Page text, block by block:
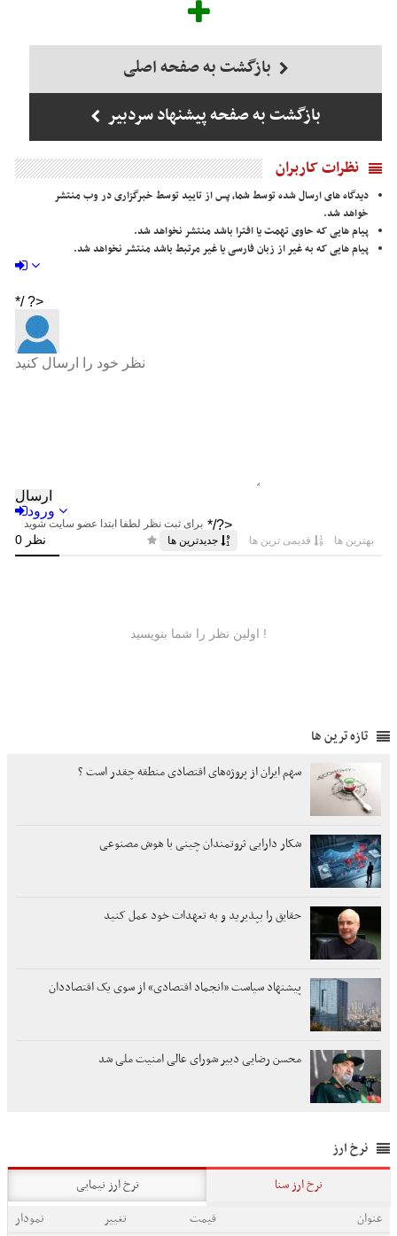
بازگشت به صفحه اصلی
بازگشت به صفحه پیشنهاد سردبیر
نظرات کاربران
دیدگاه های ارسال شده توسط شما، پس از تایید توسط خبرگزاری در وب منتشر
خواهد شد.
پیام هایی که حاوی تهمت یا افترا باشد منتشر نخواهد شد.
پیام هایی که به غیر از زبان فارسی یا غیر مرتبط باشد منتشر نخواهد شد.
تازه ترین ها
سهم ایران از پروژه‌های اقتصادی منطقه چقدر است ؟
شکار دارایی ثروتمندان چینی با هوش مصنوعی
حقایق را بپذیرید و به تعهدات خود عمل کنید
پیشنهاد سیاست «انجماد اقتصادی» از سوی یک اقتصاددان
محسن رضایی دبیر شورای عالی امنیت ملی شد
نرخ ارز
نرخ ارز سنا
نرخ ارز نیمایی
عنوان
قیمت تغییر
نمودار